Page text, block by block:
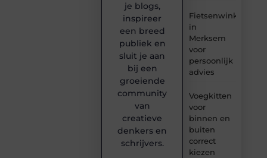
Fietsenwinkel
in
Merksem
voor
persoonlijk
advies
Voegkitten
voor
binnen en
buiten
correct
kiezen
je blogs,
inspireer
een breed
publiek en
sluit je aan
bij een
groeiende
community
van
creatieve
denkers en
schrijvers.